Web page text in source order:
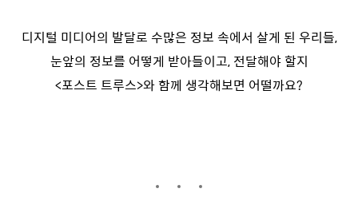
디지털 미디어의 발달로 수많은 정보 속에서 살게 된 우리들,
눈앞의 정보를 어떻게 받아들이고, 전달해야 할지
<포스트 트루스>와 함께 생각해보면 어떨까요?